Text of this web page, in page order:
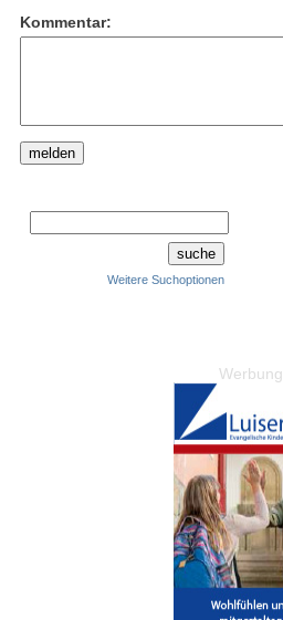
Kommentar:
Weitere Suchoptionen
Werbung